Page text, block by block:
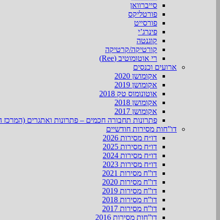
סייברוואן
פורטליקס
פורסייט
פינרג’י
קוגנטה
קורטיקה/קרטיקה
רי אוטומוטיב (Ree)
ארועים וכנסים
אקומושן 2020
אקומושן 2019
אוטונומוס טק 2018
אקומושן 2018
אקומושן 2017
פתרונות תחבורה חכמים – פתרונות ואתגרים (המרכז
דו”חות מסירות חודשיים
דו״ח מסירות 2026
דו״ח מסירות 2025
דו״ח מסירות 2024
דו״ח מסירות 2023
דו”ח מסירות 2021
דו”ח מסירות 2020
דו”ח מסירות 2019
דו”ח מסירות 2018
דו”ח מסירות 2017
דו”חות מסירות 2016